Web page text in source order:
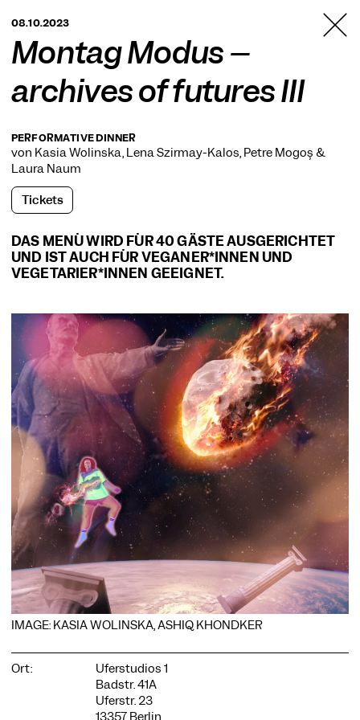
BERLIN
08.10.2023
Montag Modus –
archives of futures III
PERFORMATIVE DINNER
von Kasia Wolinska, Léna Szirmay-Kalos, Petre Mogoș &
Laura Naum
Tickets
DAS MENÜ WIRD FÜR 40 GÄSTE AUSGERICHTET
UND IST AUCH FÜR VEGANER*INNEN UND
VEGETARIER*INNEN GEEIGNET.
IMAGE: KASIA WOLINSKA, ASHIQ KHONDKER
Ort:
Uferstudios 1
Badstr. 41A
Uferstr. 23
13357 Berlin
COOKIE-EINSTELLUNGEN
Wir verwenden Cookies und Inhalte externer Anbieter auf
unserer Website. Notwendige Cookies sind essenziell, damit
Sie die Website nutzen können. Andere Cookies helfen uns,
die Website weiterzuentwickeln. Sie können Ihre Einwilligung
jederzeit widerrufen. Bitte besuchen Sie unsere
Datenschutzerklärung für weitere Informationen. Unten
können Sie auswählen, welche Technologien Sie zulassen
möchten.
Notwendige Cookies
Externe Medien
Statistiken
Nur notwendige Alle akzeptieren